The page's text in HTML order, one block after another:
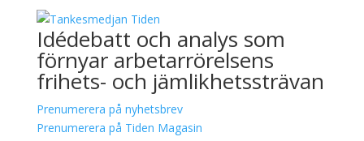
Idédebatt och analys som
förnyar arbetarrörelsens
frihets- och jämlikhetssträvan
Prenumerera på nyhetsbrev
Prenumerera på Tiden Magasin